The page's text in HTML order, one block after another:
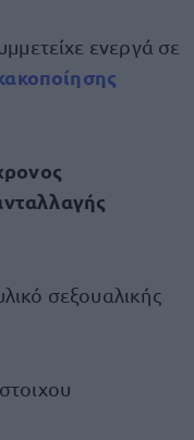
ενεργά σε
σεξουαλικής